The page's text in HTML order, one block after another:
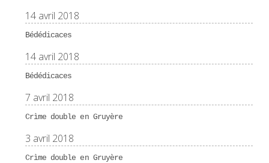
14 avril 2018
Bédédicaces
14 avril 2018
Bédédicaces
7 avril 2018
Crìme double en Gruyère
3 avril 2018
Crìme double en Gruyère